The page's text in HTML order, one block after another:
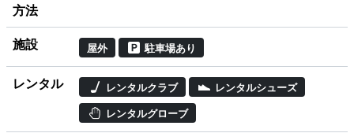
方法
施設 屋外 駐車場あり
レンタル レンタルクラブ レンタルシューズ
レンタルグローブ